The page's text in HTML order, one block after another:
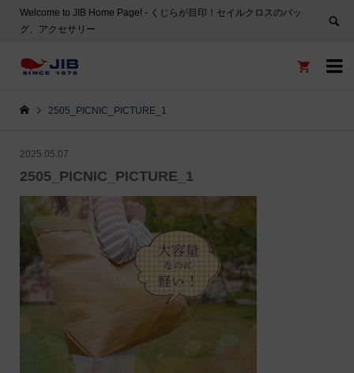
Welcome to JIB Home Page! ‐ くじらが目印！セイルクロスのバッ
グ、アクセサリー


2505_PICNIC_PICTURE_1
2025.05.07
2505_PICNIC_PICTURE_1